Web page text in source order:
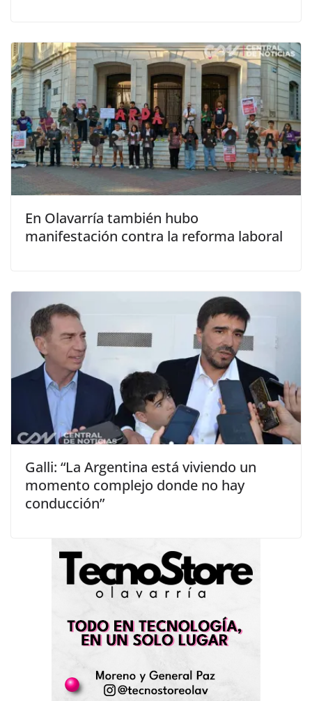
En Olavarría también hubo
manifestación contra la reforma laboral
Galli: “La Argentina está viviendo un
momento complejo donde no hay
conducción”